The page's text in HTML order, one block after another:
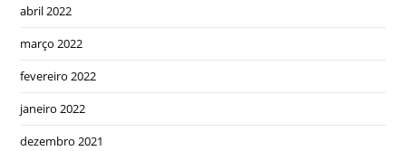
abril 2022
março 2022
fevereiro 2022
janeiro 2022
dezembro 2021